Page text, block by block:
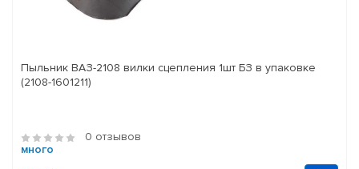
Пыльник ВАЗ-2108 вилки сцепления 1шт БЗ в упаковке
(2108-1601211)
0 отзывов
много